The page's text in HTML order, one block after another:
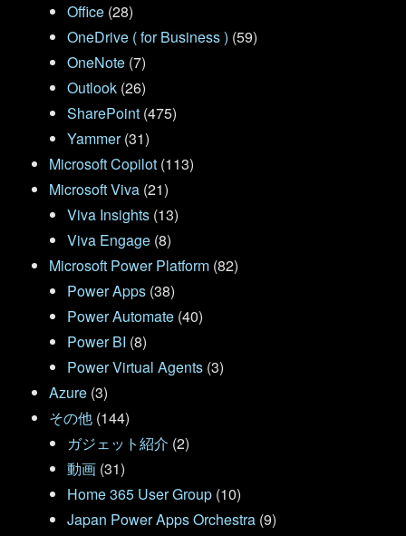
Office (28)
OneDrive ( for Business ) (59)
OneNote (7)
Outlook (26)
SharePoint (475)
Yammer(31)
Microsoft Copilot (113)
Microsoft Viva (21)
Viva Insights (13)
Viva Engage (8)
Microsoft Power Platform (82)
Power Apps (38)
Power Automate (40)
Power BI (8)
Power Virtual Agents (3)
Azure (3)
その他 (144)
ガジェット紹介 (2)
動画 (31)
Home 365 User Group (10)
Japan Power Apps Orchestra (9)